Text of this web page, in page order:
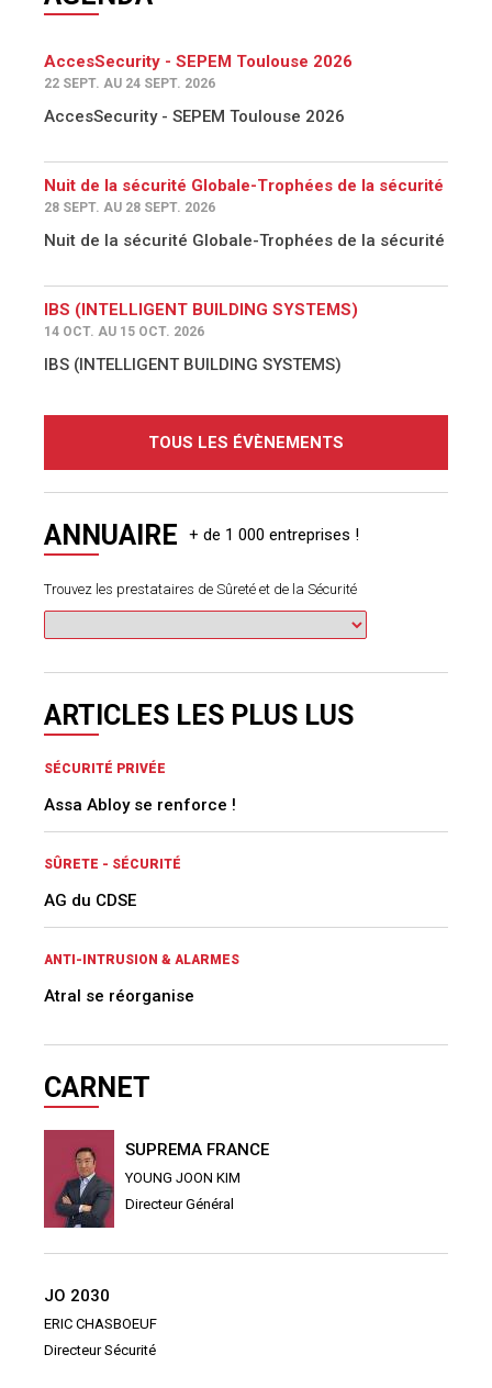
AccesSecurity - SEPEM Toulouse 2026
22 SEPT. AU 24 SEPT. 2026
AccesSecurity - SEPEM Toulouse 2026
Nuit de la sécurité Globale-Trophées de la sécurité
28 SEPT. AU 28 SEPT. 2026
Nuit de la sécurité Globale-Trophées de la sécurité
IBS (INTELLIGENT BUILDING SYSTEMS)
14 OCT. AU 15 OCT. 2026
IBS (INTELLIGENT BUILDING SYSTEMS)
TOUS LES ÉVÈNEMENTS
ANNUAIRE
Trouvez les prestataires de Sûreté et de la Sécurité
ARTICLES LES PLUS LUS
SÉCURITÉ PRIVÉE
Assa Abloy se renforce !
SÛRETE - SÉCURITÉ
AG du CDSE
ANTI-INTRUSION & ALARMES
Atral se réorganise
CARNET
SUPREMA FRANCE
YOUNG JOON KIM
Directeur Général
JO 2030
ERIC CHASBOEUF
Directeur Sécurité